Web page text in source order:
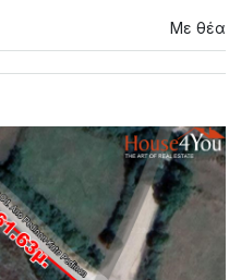
Με θέα